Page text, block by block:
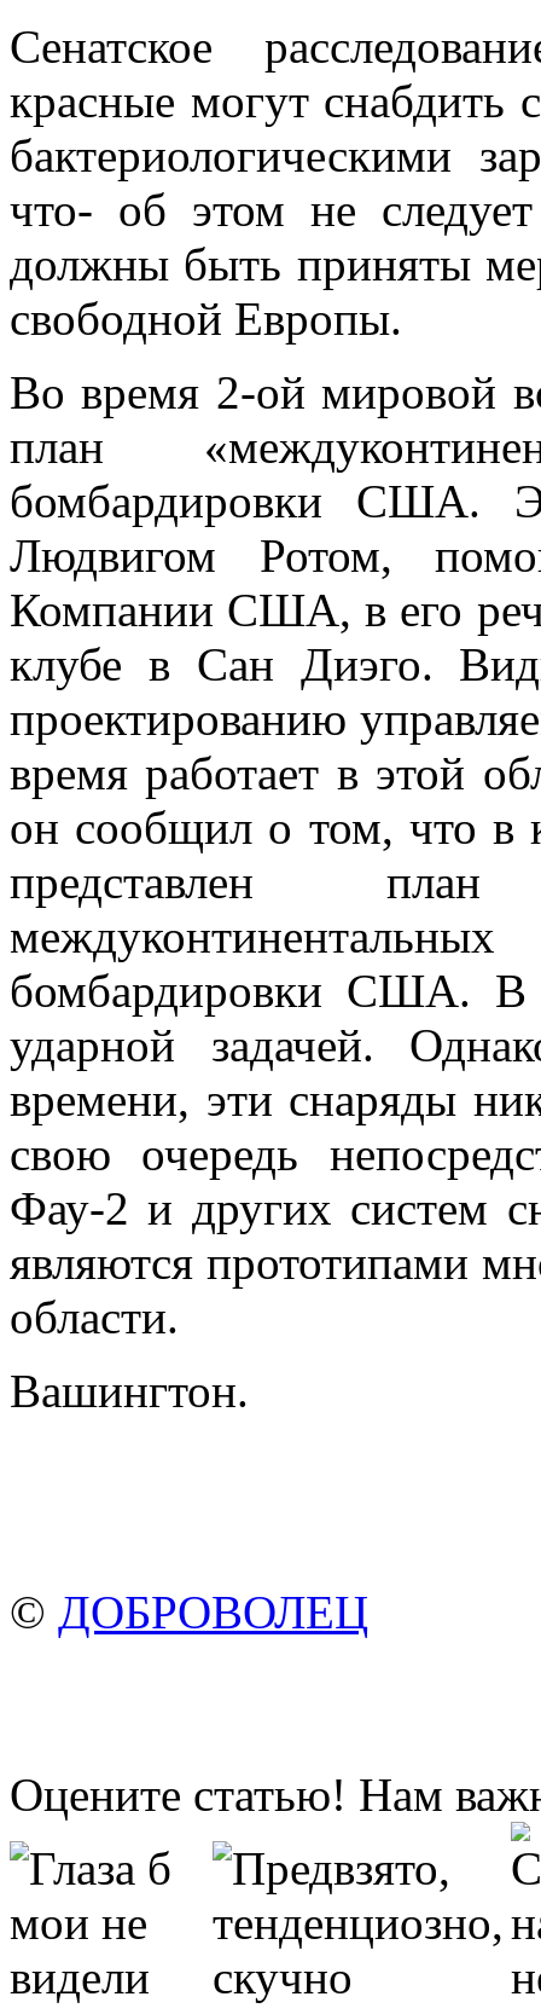
Сенатское
красные могут снабдить
бактериологическими
что- об этом не
должны быть приняты
свободной Европы.
Во время 2-ой мировой
план
бомбардировки США.
Людвигом Ротом,
Компании США, в его
клубе в Сан Диэго.
проектированию
время работает в этой
он сообщил о том, что в
представлен
бомбардировки США. В
ударной задачей.
времени, эти снаряды
свою очередь
Фау-2 и других систем
являются прототипами
области.
Вашингтон.
© ДОБРОВОЛЕЦ
Оцените статью! Нам